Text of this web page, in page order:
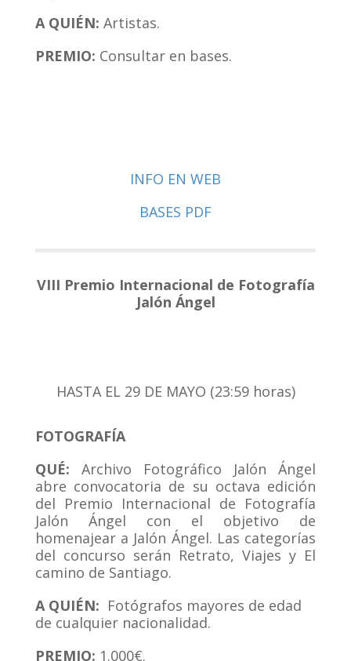
A QUIÉN: Artistas.
PREMIO: Consultar en bases.
INFO EN WEB
BASES PDF
VIII Premio Internacional de Fotografía
Jalón Ángel
HASTA EL 29 DE MAYO (23:59 horas)
FOTOGRAFÍA
QUÉ: Archivo Fotográfico Jalón Ángel
abre convocatoria de su octava edición
del Premio Internacional de Fotografía
Jalón Ángel con el objetivo de
homenajear a Jalón Ángel. Las categorías
del concurso serán Retrato, Viajes y El
camino de Santiago.
A QUIÉN: Fotógrafos mayores de edad
de cualquier nacionalidad.
PREMIO: 1.000€.